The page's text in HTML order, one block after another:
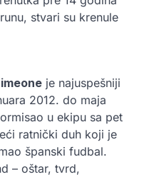
stvari su krenule
je najuspešniji
2012. do maja
u ekipu sa pet
ratnički duh koji je
španski fudbal.
– oštar, tvrd,